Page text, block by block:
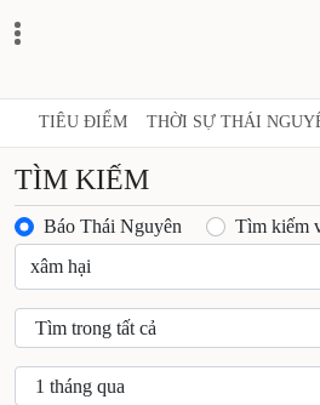
TIÊU ĐIỂM THỜI SỰ THÁI
TÌM KIẾM
Báo Thái Nguyên Tìm kiếm